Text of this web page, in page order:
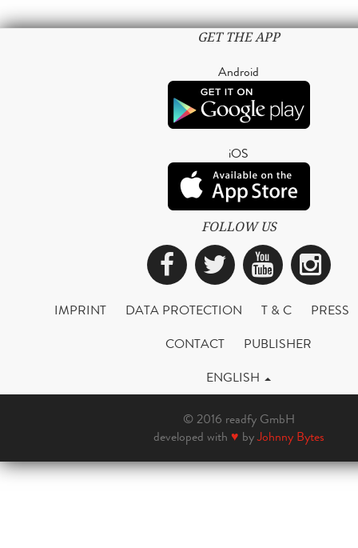
GET THE APP
Android
iOS
FOLLOW US
Facebook
Twitter
IMPRINT DATA PROTECTION T & C
PRESS
CONTACT
PUBLISHER
ENGLISH
© 2016 readfy GmbH
developed with ♥ byJohnny Bytes